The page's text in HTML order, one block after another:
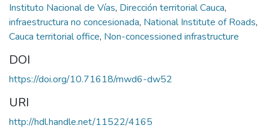
Instituto Nacional de Vías, Dirección territorial Cauca,
infraestructura no concesionada, National Institute of Roads,
Cauca territorial office, Non-concessioned infrastructure
DOI
https://doi.org/10.71618/mwd6-dw52
URI
http://hdl.handle.net/11522/4165